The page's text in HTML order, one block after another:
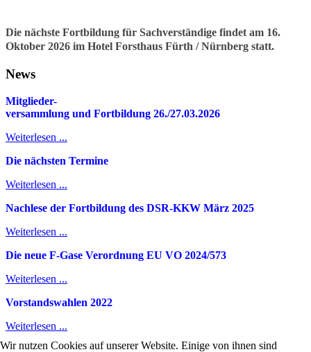
Die nächste Fortbildung für Sachverständige findet am 16.
Oktober 2026 im Hotel Forsthaus Fürth / Nürnberg statt.
News
Mitglieder-
versammlung und Fortbildung 26./27.03.2026
Weiterlesen ...
Die nächsten Termine
Weiterlesen ...
Nachlese der Fortbildung des DSR-KKW März 2025
Weiterlesen ...
Die neue F-Gase Verordnung EU VO 2024/573
Weiterlesen ...
Vorstandswahlen 2022
Weiterlesen ...
Wir nutzen Cookies auf unserer Website. Einige von ihnen sind